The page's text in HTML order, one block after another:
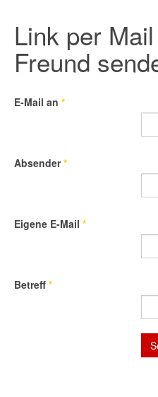
Link per
Freund
E-Mail an *
Absender*
Eigene E-Mail *
Betreff *